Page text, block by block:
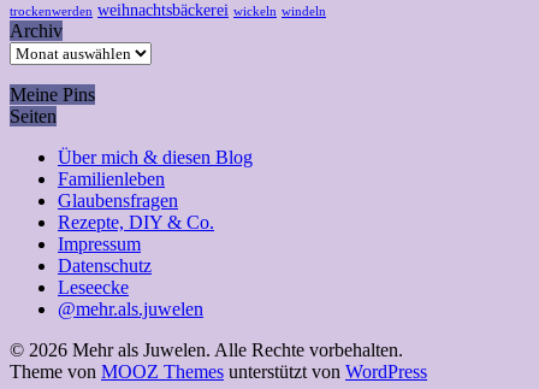
trockenwerden weihnachtsbäckerei wickeln windeln
Archiv
Archiv
Meine Pins
Seiten
Über mich & diesen Blog
Familienleben
Glaubensfragen
Rezepte, DIY & Co.
Impressum
Datenschutz
Leseecke
@mehr.als.juwelen
© 2026 Mehr als Juwelen. Alle Rechte vorbehalten.
Theme von MOOZ Themes unterstützt von WordPress